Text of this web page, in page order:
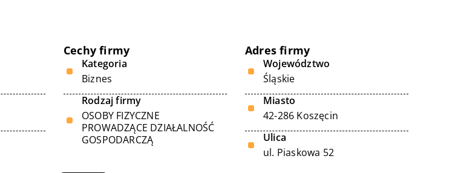
Cechy firmy
Kategoria
Biznes
Rodzaj firmy
OSOBY FIZYCZNE
PROWADZĄCE DZIAŁALNOŚĆ
GOSPODARCZĄ
Adres firmy
Województwo
Śląskie
Miasto
42-286 Koszęcin
Ulica
ul. Piaskowa 52